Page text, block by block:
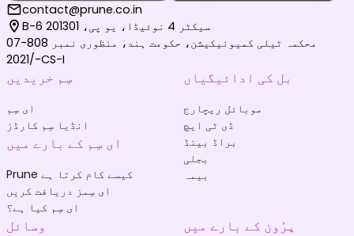
contact@prune.co.in
B-6 سیکٹر 4 نوئیڈا، یو پی، 201301
محکمہ ٹیلی کمیونیکیشن، حکومت ہند، منظوری نمبر 808-07
/2021-CS-I
سِم خریدیں
ای سِم
انڈیا سِم کارڈز
ای سِم کے بارے میں
Prune کیسے کام کرتا ہے
ای سِمز دریافت کریں
ای سِم کیا ہے؟
بل کی ادائیگیاں
موبائل ریچارج
ڈی ٹی ایچ
براڈ بینڈ
بجلی
بیمہ
وسائل پرُون کے بارے میں